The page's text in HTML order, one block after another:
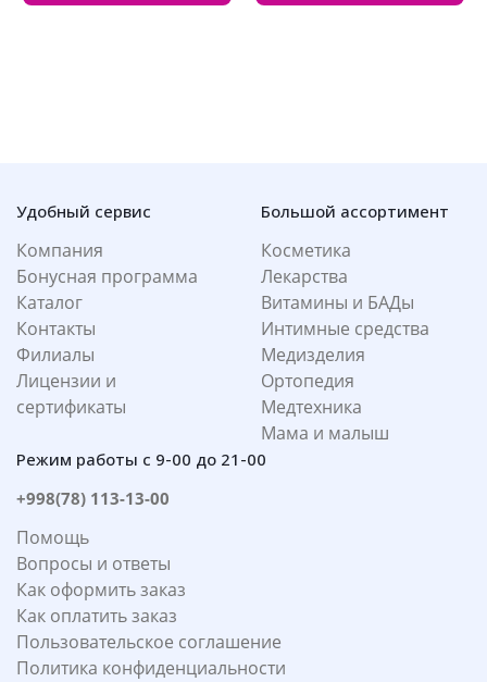
Удобный сервис
Компания
Бонусная программа
Каталог
Контакты
Филиалы
Лицензии и
сертификаты
Большой ассортимент
Косметика
Лекарства
Витамины и БАДы
Интимные средства
Медизделия
Ортопедия
Медтехника
Мама и малыш
Режим работы с 9-00 до 21-00
+998(78) 113-13-00
Помощь
Вопросы и ответы
Как оформить заказ
Как оплатить заказ
Пользовательское соглашение
Политика конфиденциальности